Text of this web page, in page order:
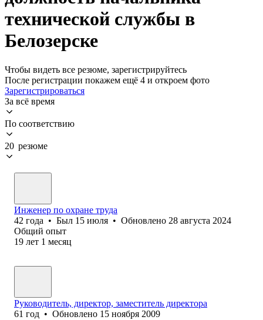
технической службы в
Белозерске
Чтобы видеть все резюме, зарегистрируйтесь
После регистрации покажем ещё 4 и откроем фото
Зарегистрироваться
За всё время
По соответствию
20 резюме
Инженер по охране труда
42 года • Был 15 июля • Обновлено 28 августа 2024
Общий опыт
19 лет 1 месяц
Руководитель, директор, заместитель директора
61 год • Обновлено 15 ноября 2009